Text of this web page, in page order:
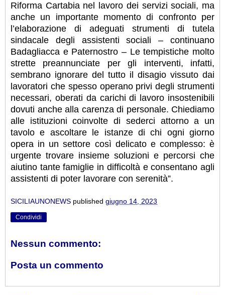
Riforma Cartabia nel lavoro dei servizi sociali, ma
anche un importante momento di confronto per
l’elaborazione di adeguati strumenti di tutela
sindacale degli assistenti sociali – continuano
Badagliacca e Paternostro – Le tempistiche molto
strette preannunciate per gli interventi, infatti,
sembrano ignorare del tutto il disagio vissuto dai
lavoratori che spesso operano privi degli strumenti
necessari, oberati da carichi di lavoro insostenibili
dovuti anche alla carenza di personale. Chiediamo
alle istituzioni coinvolte di sederci attorno a un
tavolo e ascoltare le istanze di chi ogni giorno
opera in un settore così delicato e complesso: è
urgente trovare insieme soluzioni e percorsi che
aiutino tante famiglie in difficoltà e consentano agli
assistenti di poter lavorare con serenità”.
SICILIAUNONEWS published giugno 14, 2023
Condividi
Nessun commento:
Posta un commento